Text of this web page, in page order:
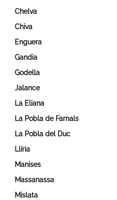
Chelva
Chiva
Enguera
Gandia
Godella
Jalance
La Eliana
La Pobla de Farnals
La Pobla del Duc
Llíria
Manises
Massanassa
Mislata